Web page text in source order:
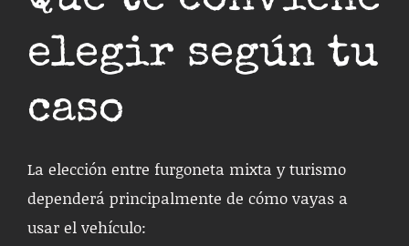
elegir según tu
caso
La elección entre furgoneta mixta y turismo
dependerá principalmente de cómo vayas a
usar el vehículo: